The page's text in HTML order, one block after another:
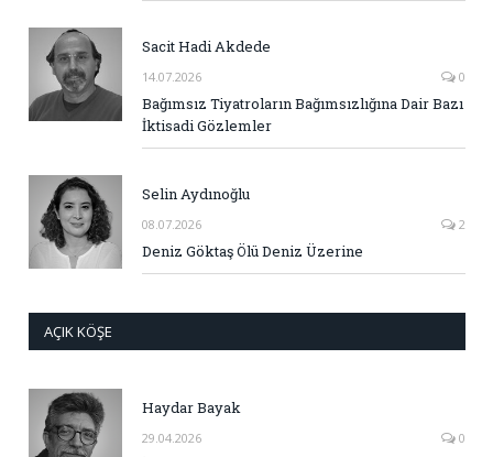
Sacit Hadi Akdede
14.07.2026 0
Bağımsız Tiyatroların Bağımsızlığına Dair Bazı
İktisadi Gözlemler
Selin Aydınoğlu
08.07.2026 2
Deniz Göktaş Ölü Deniz Üzerine
AÇIK KÖŞE
Haydar Bayak
29.04.2026 0